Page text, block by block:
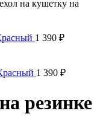
на кушетку на
1 390 ₽
1 390 ₽
резинке